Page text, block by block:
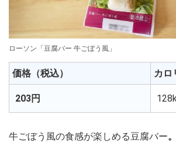
ローソン「豆腐バー 牛ごぼう風」
価格（税込） カロ
203円
牛ごぼう風の食感が楽しめる豆腐バー